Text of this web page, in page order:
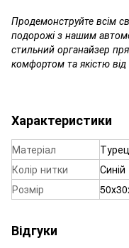
Продемонструйте всім
подорожі з нашим
стильний органайзер
комфортом та якістю
Характеристики
Матеріал
Колір нитки
Синій
Розмір
Відгуки